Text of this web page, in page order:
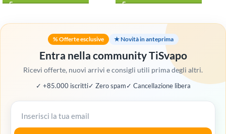
% Offerte esclusive ★ Novità in anteprima
Entra nella community TiSvapo
Ricevi offerte, nuovi arrivi e consigli utili prima degli altri.
✓ +85.000 iscritti✓ Zero spam✓ Cancellazione libera